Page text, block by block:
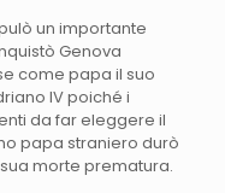
un importante
Genova
come papa il suo
IV poiché i
da far eleggere il
papa straniero durò
morte prematura.